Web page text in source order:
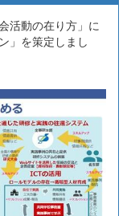
活動の在り方」に
」を策定しまし